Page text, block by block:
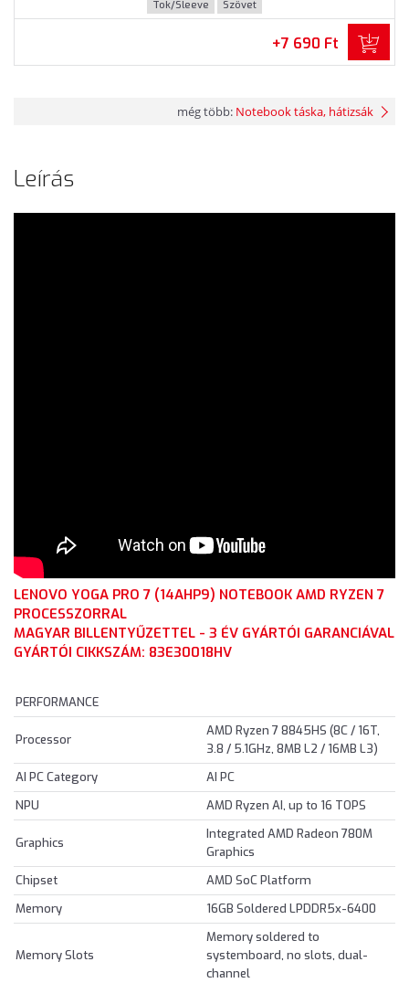
Tok/Sleeve Szövet
+7 690 Ft
még több: Notebook táska, hátizsák
Leírás
LENOVO YOGA PRO 7 (14AHP9) NOTEBOOK AMD RYZEN 7
PROCESSZORRAL
MAGYAR BILLENTYŰZETTEL - 3 ÉV GYÁRTÓI GARANCIÁVAL
GYÁRTÓI CIKKSZÁM: 83E30018HV
PERFORMANCE
Processor
AMD Ryzen 7 8845HS (8C / 16T,
3.8 / 5.1GHz, 8MB L2 / 16MB L3)
AI PC Category
AI PC
NPU
AMD Ryzen AI, up to 16 TOPS
Graphics
Integrated AMD Radeon 780M
Graphics
Chipset
AMD SoC Platform
Memory
16GB Soldered LPDDR5x-6400
Memory Slots
Memory soldered to
systemboard, no slots, dual-
channel